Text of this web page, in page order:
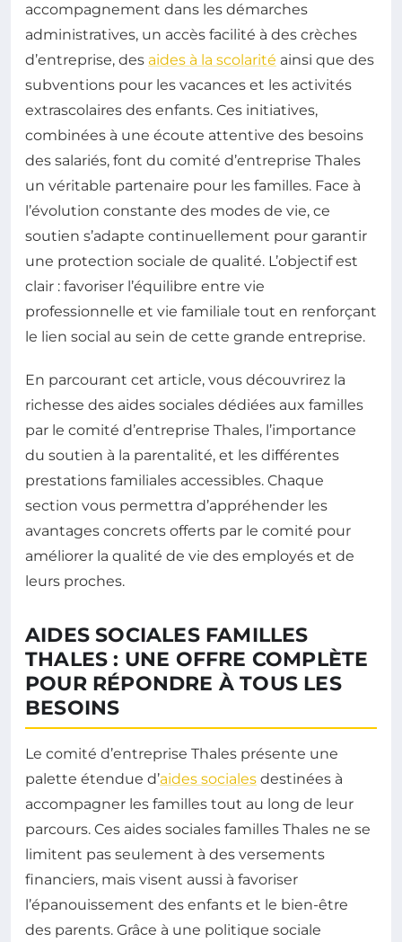
accompagnement dans les démarches
administratives, un accès facilité à des crèches
d’entreprise, des aides à la scolarité ainsi que des
subventions pour les vacances et les activités
extrascolaires des enfants. Ces initiatives,
combinées à une écoute attentive des besoins
des salariés, font du comité d’entreprise Thales
un véritable partenaire pour les familles. Face à
l’évolution constante des modes de vie, ce
soutien s’adapte continuellement pour garantir
une protection sociale de qualité. L’objectif est
clair : favoriser l’équilibre entre vie
professionnelle et vie familiale tout en renforçant
le lien social au sein de cette grande entreprise.
En parcourant cet article, vous découvrirez la
richesse des aides sociales dédiées aux familles
par le comité d’entreprise Thales, l’importance
du soutien à la parentalité, et les différentes
prestations familiales accessibles. Chaque
section vous permettra d’appréhender les
avantages concrets offerts par le comité pour
améliorer la qualité de vie des employés et de
leurs proches.
AIDES SOCIALES FAMILLES
THALES : UNE OFFRE COMPLÈTE
POUR RÉPONDRE À TOUS LES
BESOINS
Le comité d’entreprise Thales présente une
palette étendue d’aides sociales destinées à
accompagner les familles tout au long de leur
parcours. Ces aides sociales familles Thales ne se
limitent pas seulement à des versements
financiers, mais visent aussi à favoriser
l’épanouissement des enfants et le bien-être
des parents. Grâce à une politique sociale